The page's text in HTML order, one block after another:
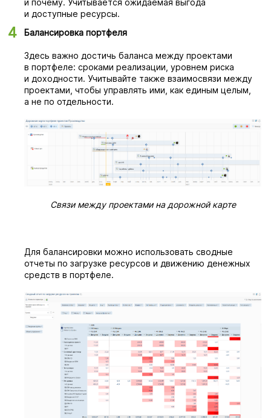
и почему. Учитывается ожидаемая выгода
и доступные ресурсы.
Балансировка портфеля
Здесь важно достичь баланса между проектами
в портфеле: сроками реализации, уровнем риска
и доходности. Учитывайте также взаимосвязи между
проектами, чтобы управлять ими, как единым целым,
а не по отдельности.
Связи между проектами на дорожной карте
Для балансировки можно использовать сводные
отчеты по загрузке ресурсов и движению денежных
средств в портфеле.